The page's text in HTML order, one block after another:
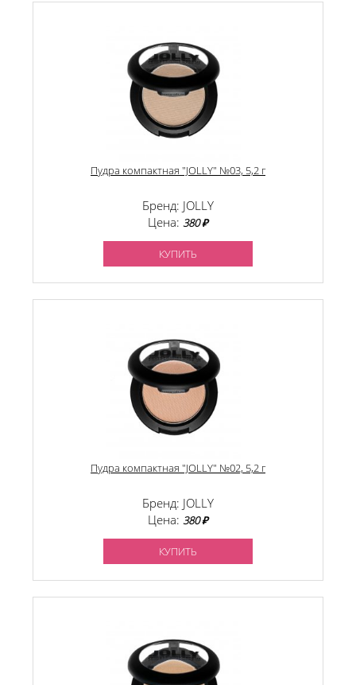
Пудра компактная "JOLLY" №03, 5,2 г
Бренд: JOLLY
Цена: 380 ₽
КУПИТЬ
Пудра компактная "JOLLY" №02, 5,2 г
Бренд: JOLLY
Цена: 380 ₽
КУПИТЬ